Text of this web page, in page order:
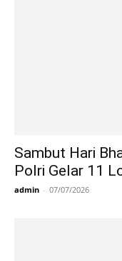
Sambut Hari
Polri Gelar 11
admin - 07/07/2026